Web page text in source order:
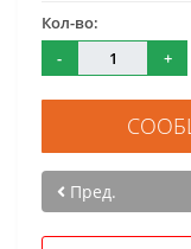
Кол-во:
-
+
Пред.